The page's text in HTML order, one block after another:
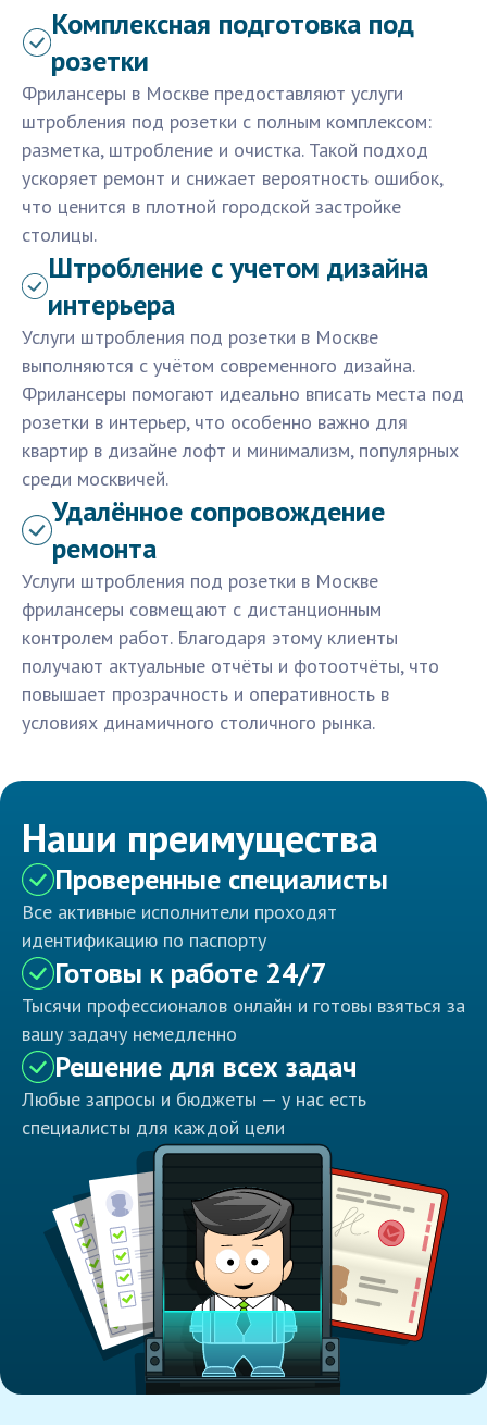
Комплексная подготовка под
розетки
Фрилансеры в Москве предоставляют услуги
штробления под розетки с полным комплексом:
разметка, штробление и очистка. Такой подход
ускоряет ремонт и снижает вероятность ошибок,
что ценится в плотной городской застройке
столицы.
Штробление с учетом дизайна
интерьера
Услуги штробления под розетки в Москве
выполняются с учётом современного дизайна.
Фрилансеры помогают идеально вписать места под
розетки в интерьер, что особенно важно для
квартир в дизайне лофт и минимализм, популярных
среди москвичей.
Удалённое сопровождение
ремонта
Услуги штробления под розетки в Москве
фрилансеры совмещают с дистанционным
контролем работ. Благодаря этому клиенты
получают актуальные отчёты и фотоотчёты, что
повышает прозрачность и оперативность в
условиях динамичного столичного рынка.
Наши преимущества
Проверенные специалисты
Все активные исполнители проходят
идентификацию по паспорту
Готовы к работе 24/7
Тысячи профессионалов онлайн и готовы взяться за
вашу задачу немедленно
Решение для всех задач
Любые запросы и бюджеты — у нас есть
специалисты для каждой цели